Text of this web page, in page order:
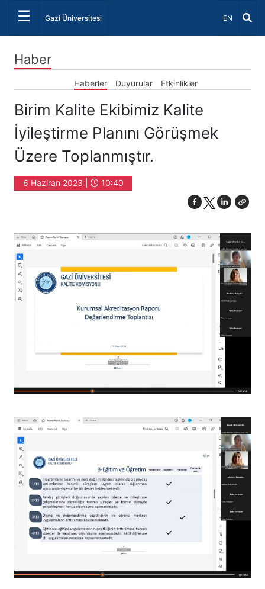
☰ Gazi Üniversitesi Dil Seçiniz
EN
Haber
Haberler Duyurular Etkinlikler
Birim Kalite Ekibimiz Kalite
İyileştirme Planını Görüşmek
Üzere Toplanmıştır.
6 Haziran 2023 | 10:40